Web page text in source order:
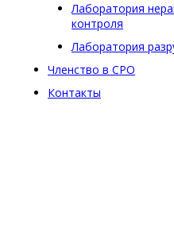
Лаборатория
контроля
Лаборатория
Членство в СРО
Контакты